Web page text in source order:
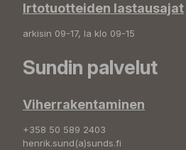
Irtotuotteiden lastausajat
arkisin 09-17, la klo 09-15
Sundin palvelut
Viherrakentaminen
+358 50 589 2403
henrik.sund(a)sunds.fi